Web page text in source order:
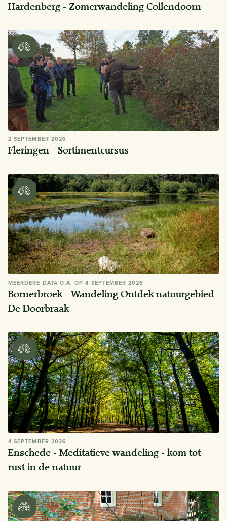
Hardenberg - Zomerwandeling Collendoorn
2 SEPTEMBER 2026
Fleringen - Sortimentcursus
MEERDERE DATA O.A. OP 4 SEPTEMBER 2026
Bornerbroek - Wandeling Ontdek natuurgebied
De Doorbraak
4 SEPTEMBER 2026
Enschede - Meditatieve wandeling - kom tot
rust in de natuur